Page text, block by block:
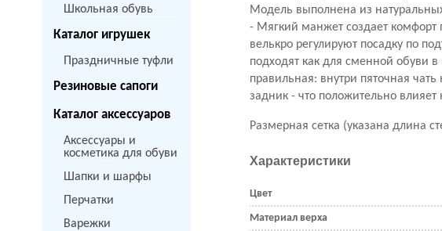
Школьная обувь
Каталог игрушек
Праздничные туфли
Резиновые сапоги
Каталог аксессуаров
Аксессуары и
косметика для обуви
Шапки и шарфы
Перчатки
Варежки
Модель выполнена из
- Мягкий манжет создает комфорт
велькро регулируют посадку по
подходят как для сменной обуви
правильная: внутри пяточная
задник - что положительно
Размерная сетка (указана длина
Характеристики
Цвет
Материал верха